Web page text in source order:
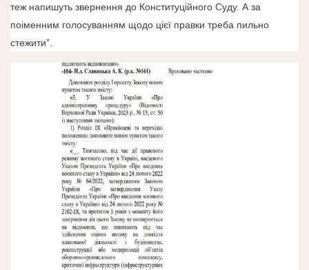
теж напишуть звернення до Конституційного Суду. А за
поіменним голосуванням щодо цієї правки треба пильно
стежити”.